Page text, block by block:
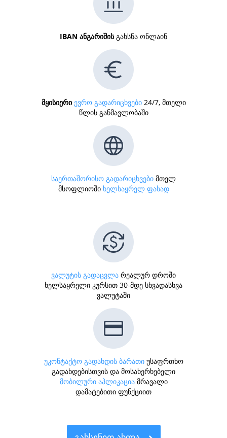
IBAN ანგარიშისგახსნა ონლაინ
მყისიერი ევრო გადარიცხვები24/7, მთელი
წლის განმავლობაში
საერთაშორისო გადარიცხვები მთელ
მსოფლიოში ხელსაყრელ ფასად
ვალუტის გადაცვლა რეალურ დროში
ხელსაყრელი კურსით 30-მდე სხვადასხვა
ვალუტაში
უკონტაქტო გადახდის ბარათიუსაფრთხო
გადახდებისთვის და მოსახერხებელი
მობილური აპლიკაციამრავალი
დამატებითი ფუნქციით